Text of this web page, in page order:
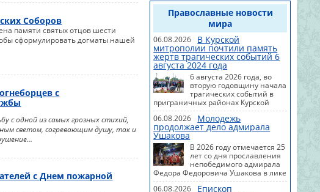
Соборов
памяти святых отцов шести
сформулировать догматы нашей
с
с одной из самых грозных стихий,
светом, согревающим душу, так и
с Днем пожарной
Православные новости
мира
06.08.2026 В Курской
митрополии почтили память
жертв трагических событий 6
августа 2024 года
6 августа 2026 года, во
вторую годовщину начала
трагических событий в
приграничных районах Курской
области, во всех храмах и
монастырях Курской митрополии
совершаются панихиды по воинам
и мирным жителям, павшим во
время защиты и освобождения
Курской области.
06.08.2026 Молодежь
продолжает дело адмирала
Ушакова
В 2026 году отмечается 25
лет со дня прославления
непобедимого адмирала
Федора Федоровича Ушакова в лике
святых Русской Православной
Церкви (2001).
06.08.2026 Епископ